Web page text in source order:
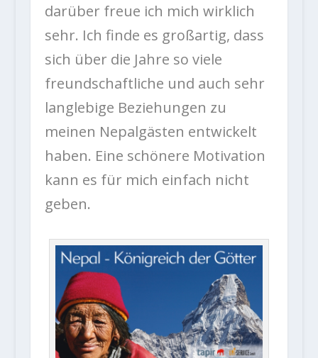
darüber freue ich mich wirklich
sehr. Ich finde es großartig, dass
sich über die Jahre so viele
freundschaftliche und auch sehr
langlebige Beziehungen zu
meinen Nepalgästen entwickelt
haben. Eine schönere Motivation
kann es für mich einfach nicht
geben.